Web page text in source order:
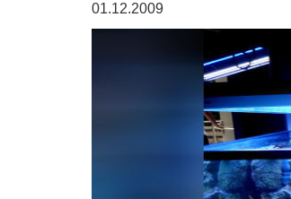
01.12.2009